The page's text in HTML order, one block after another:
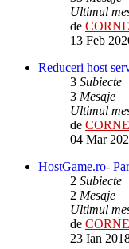
Ultimul
de
13 Feb
Reduceri host
3 Subiecte
3 Mesaje
Ultimul
de
04 Mar
HostGame.ro-
2 Subiecte
2 Mesaje
Ultimul
de
23 Ian